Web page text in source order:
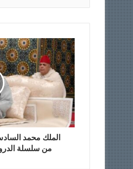
الملك محمد
من سلسلة